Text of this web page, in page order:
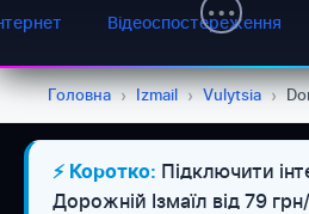
Відеоспостереження
Головна › Izmail › Vulytsia ›
⚡ Коротко: Підключити
Дорожній Ізмаїл від 79
WESTELECOM
Онлайн-підтримка